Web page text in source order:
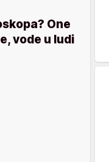
One
vode u ludi